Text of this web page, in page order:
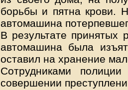
борьбы и пятна крови.
автомашина
В результате принятых
автомашина была
оставил на хранение
Сотрудниками
совершении